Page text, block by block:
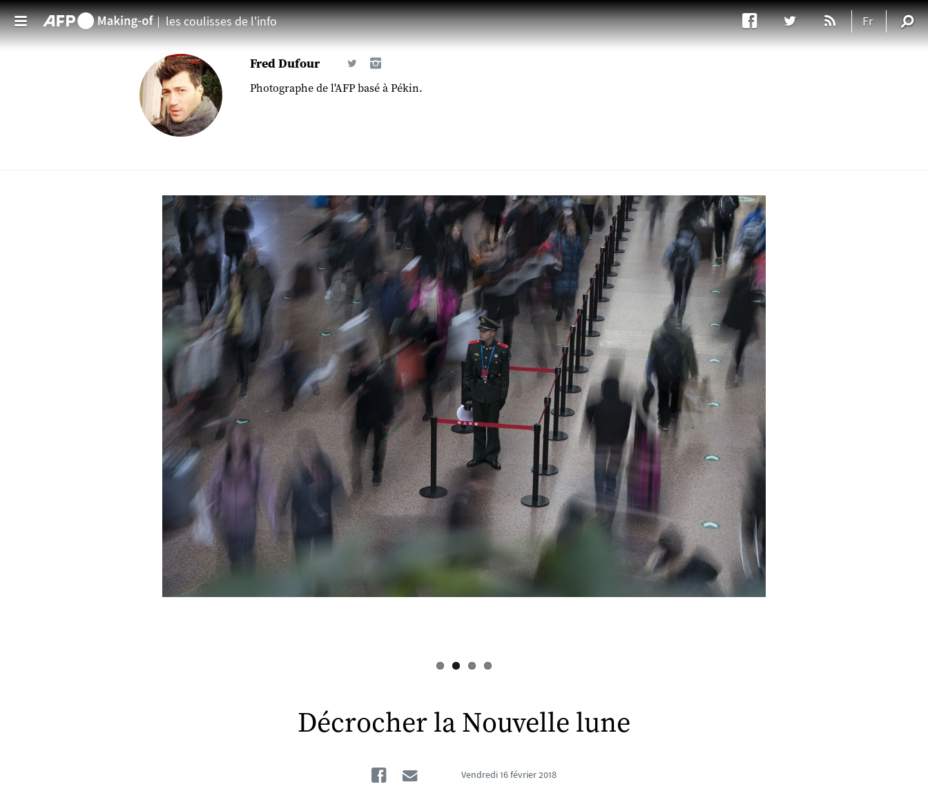
Aller au contenu principal les coulisses de l'info
Fred Dufour
Photographe de l'AFP basé à Pékin.
Décrocher la Nouvelle lune
FacebookVendredi 16 février 2018